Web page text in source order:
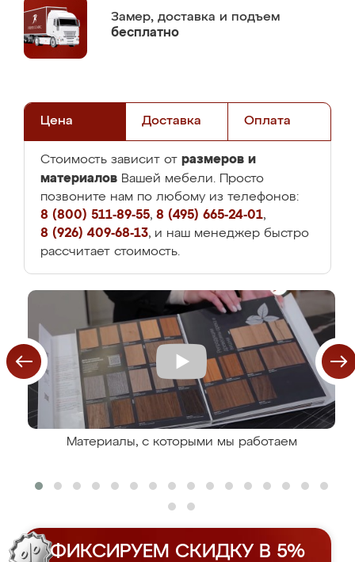
Замер, доставка и подъем
бесплатно
Цена Доставка Оплата
Стоимость зависит от размеров и
материалов Вашей мебели. Просто
позвоните нам по любому из телефонов:
8 (800) 511-89-55, 8 (495) 665-24-01,
8 (926) 409-68-13, и наш менеджер быстро
рассчитает стоимость.
Материалы, с которыми мы работаем
ФИКСИРУЕМ СКИДКУ В 5%